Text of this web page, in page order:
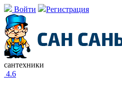
Войти Регистрация
сантехники
4.6